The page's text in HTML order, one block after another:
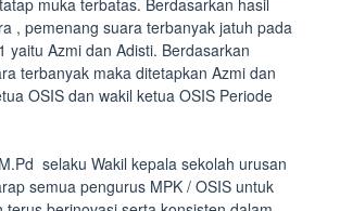
muka terbatas. Berdasarkan hasil
, pemenang suara terbanyak jatuh pada
yaitu Azmi dan Adisti. Berdasarkan
terbanyak maka ditetapkan Azmi dan
OSIS dan wakil ketua OSIS Periode
selaku Wakil kepala sekolah urusan
semua pengurus MPK / OSIS untuk